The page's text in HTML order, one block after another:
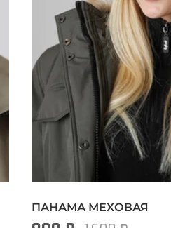
ПАНАМА МЕХОВАЯ